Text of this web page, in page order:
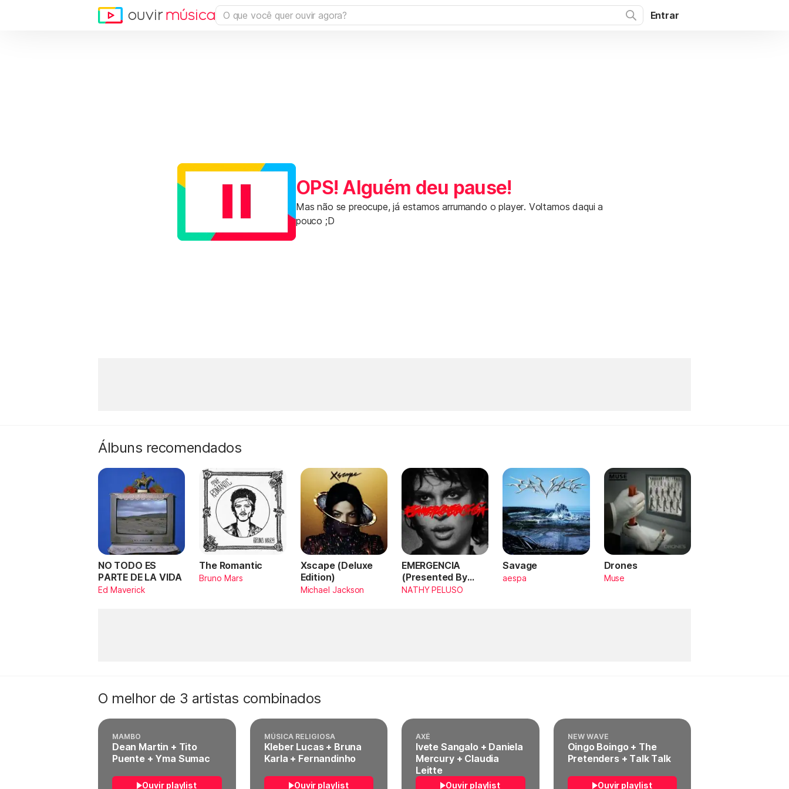
Entrar
OPS! Alguém deu pause!
Mas não se preocupe, já estamos arrumando o player. Voltamos daqui a
pouco ;D
Álbuns recomendados
NO TODO ES
PARTE DE LA VIDA
Ed Maverick
The Romantic
Bruno Mars
Xscape (Deluxe
Edition)
Michael Jackson
EMERGENCIA
(Presented By
PlayStation,
NATHY PELUSO
Savage
aespa
Drones
Muse
O melhor de 3 artistas combinados
MAMBO
Dean Martin + Tito
Puente + Yma Sumac
Ouvir playlist
MÚSICA RELIGIOSA
Kleber Lucas + Bruna
Karla + Fernandinho
Ouvir playlist
AXÉ
Ivete Sangalo + Daniela
Mercury + Claudia
Leitte
Ouvir playlist
NEW WAVE
Oingo Boingo + The
Pretenders + Talk Talk
Ouvir playlist